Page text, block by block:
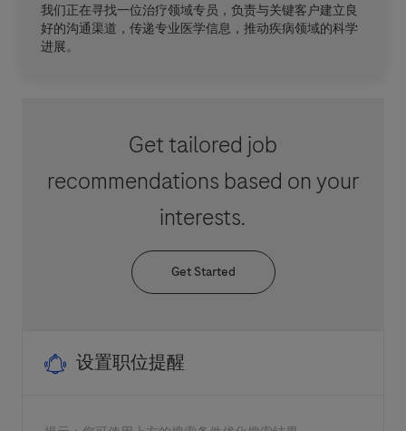
我们正在寻找一位治疗领域专员，负责与关键客户建立良
好的沟通渠道，传递专业医学信息，推动疾病领域的科学
进展。
Get tailored job
recommendations based on your
interests.
Get Started
设置职位提醒